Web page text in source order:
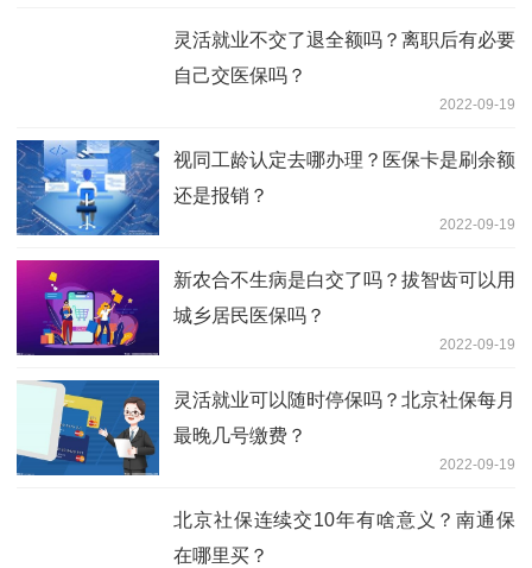
灵活就业不交了退全额吗？离职后有必要
自己交医保吗？
2022-09-19
视同工龄认定去哪办理？医保卡是刷余额
还是报销？
2022-09-19
新农合不生病是白交了吗？拔智齿可以用
城乡居民医保吗？
2022-09-19
灵活就业可以随时停保吗？北京社保每月
最晚几号缴费？
2022-09-19
北京社保连续交10年有啥意义？南通保
在哪里买？